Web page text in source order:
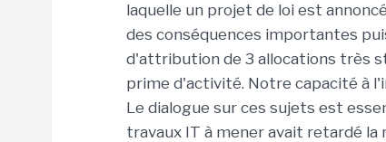
laquelle un projet de loi est
des conséquences importantes
d'attribution de 3 allocations très
prime d'activité. Notre capacité à
Le dialogue sur ces sujets est
travaux IT à mener avait retardé